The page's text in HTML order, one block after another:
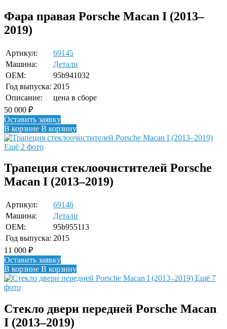
Фара правая Porsche Macan I (2013–
2019)
Артикул:
69145
Машина:
Детали
OEM:
95b941032
Год выпуска: 2015
Описание:
цена в сборе
50 000 ₽
Оставить заявку
В корзине В корзину
Ещё 2 фото
Трапеция стеклоочистителей Porsche
Macan I (2013–2019)
Артикул:
69146
Машина:
Детали
OEM:
95b955113
Год выпуска: 2015
11 000 ₽
Оставить заявку
В корзине В корзину
Ещё 7
фото
Стекло двери передней Porsche Macan
I (2013–2019)